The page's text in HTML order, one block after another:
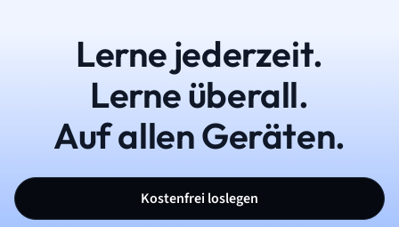
Lerne jederzeit.
Lerne überall.
Auf allen Geräten.
Kostenfrei loslegen